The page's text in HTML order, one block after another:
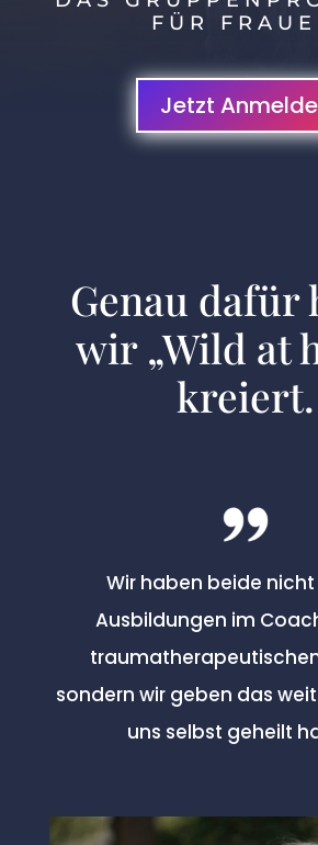
FÜR
Jetzt
Genau dafür
wir „Wild at
kreiert.
Wir haben beide nicht
Ausbildungen im
sondern wir geben das
uns selbst geheilt